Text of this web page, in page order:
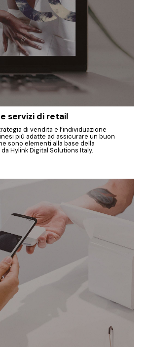
servizi di retail
di vendita e l’individuazione
più adatte ad assicurare un buon
sono elementi alla base della
Hylink Digital Solutions Italy.